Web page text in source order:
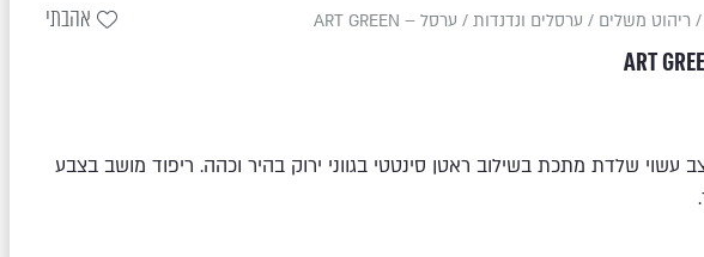
/ ריהוט משלים / ערסלים ונדנדות / ערסל – ART GREEN
אהבתי
עשוי שלדת מתכת בשילוב ראטן סינטטי בגווני ירוק בהיר וכהה. ריפוד מושב בצבע